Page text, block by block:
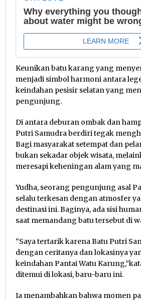
Keunikan batu karang yang
menjadi simbol harmoni antara
keindahan pesisir selatan yang
pengunjung.
Di antara deburan ombak dan
Putri Samudra berdiri tegak
Bagi masyarakat setempat dan
bukan sekadar objek wisata,
meresapi keheningan alam yang
Yudha, seorang pengunjung asal
selalu terkesan dengan atmosfer
destinasi ini. Baginya, ada sisi
saat memandang batu tersebut di
“Saya tertarik karena Batu Putri
dengan ceritanya dan lokasinya
keindahan Pantai Watu
ditemui di lokasi, baru-baru ini.
Ia menambahkan bahwa momen